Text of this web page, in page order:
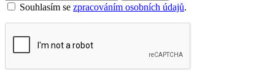
Souhlasím se zpracováním osobních údajů.